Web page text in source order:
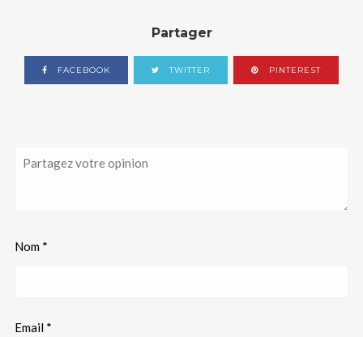
Partager
FACEBOOK TWITTER PINTEREST
Nom *
Email *